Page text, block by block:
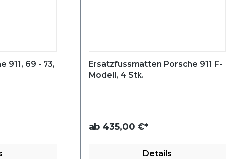
911, 69 - 73,
Ersatzfussmatten Porsche 911 F-
Modell, 4 Stk.
ab 435,00 €*
Details